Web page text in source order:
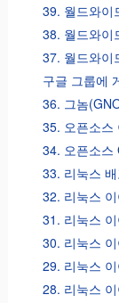
39. 월드와이
38. 월드와이
37. 월드와이
구글 그룹에
36. 그놈
35. 오픈소스
34. 오픈소스
33. 리눅스
32. 리눅스
31. 리눅스
30. 리눅스
29. 리눅스
28. 리눅스